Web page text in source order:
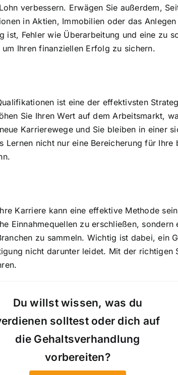
verbessern. Erwägen Sie außerdem,
in Aktien, Immobilien oder das
Fehler wie Überarbeitung und eine zu
Ihren finanziellen Erfolg zu sichern.
ist eine der effektivsten
Sie Ihren Wert auf dem Arbeitsmarkt,
Karrierewege und Sie bleiben in einer
nicht nur eine Bereicherung für
Karriere kann eine effektive Methode
Einnahmequellen zu erschließen,
zu sammeln. Wichtig ist dabei, ein
nicht darunter leidet. Mit der richtigen
Du willst wissen, was du
solltest oder dich auf
die Gehaltsverhandlung
vorbereiten?